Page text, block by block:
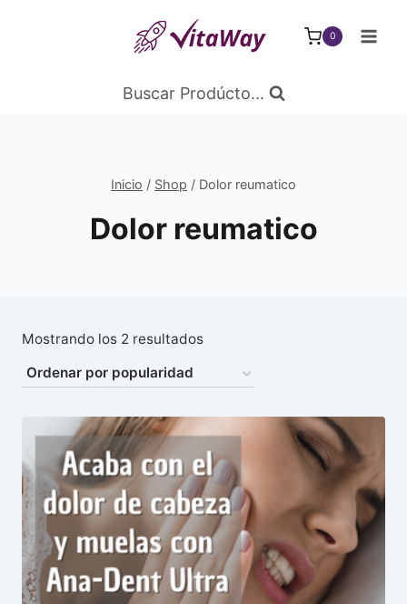
0
Buscar Prodúcto...
Inicio / Shop / Dolor reumatico
Dolor reumatico
Mostrando los 2 resultadosOrdenado
popularidad